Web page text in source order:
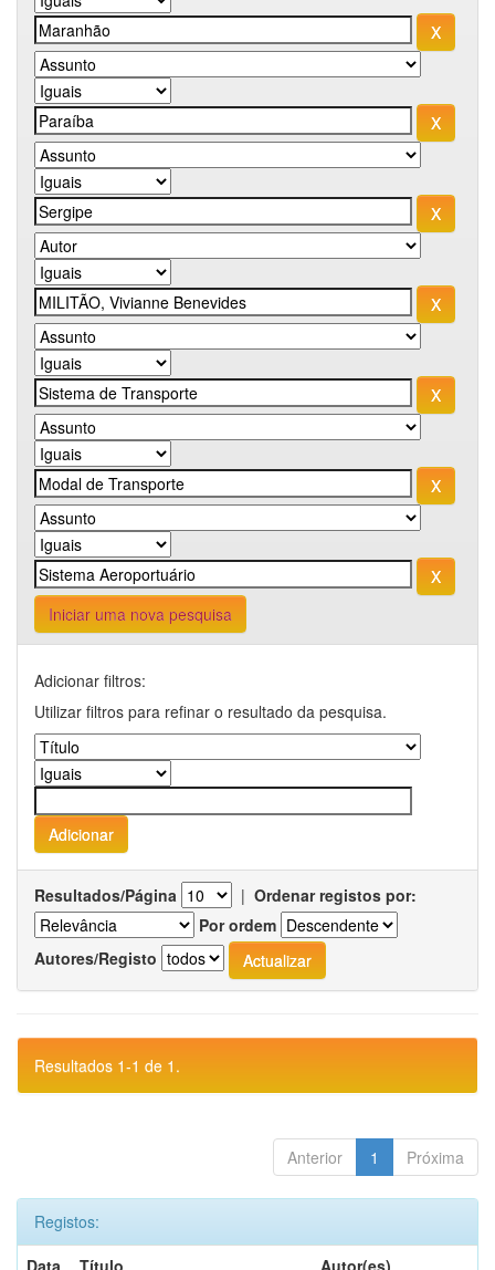
Iniciar uma nova pesquisa
Adicionar filtros:
Utilizar filtros para refinar o resultado da pesquisa.
Resultados/Página | Ordenar registos por:
Por ordem
Autores/Registo
Resultados 1-1 de 1.
Anterior 1 Próxima
Registos:
Data
Título
Autor(es)